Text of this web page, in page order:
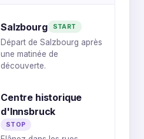
Salzbourg START
Départ de Salzbourg après
une matinée de
découverte.
Centre historique
d'Innsbruck
STOP